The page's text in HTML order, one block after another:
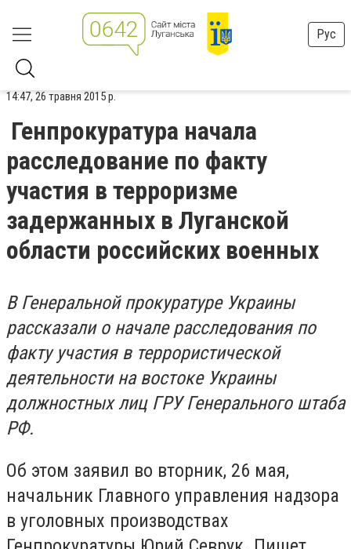
Рус
14:47, 26 травня 2015 р.
Генпрокуратура начала
расследование по факту
участия в терроризме
задержанных в Луганской
области российских военных
В Генеральной прокуратуре Украины
рассказали о начале расследования по
факту участия в террористической
деятельности на востоке Украины
должностных лиц ГРУ Генерального штаба
РФ.
Об этом заявил во вторник, 26 мая,
начальник Главного управления надзора
в уголовных производствах